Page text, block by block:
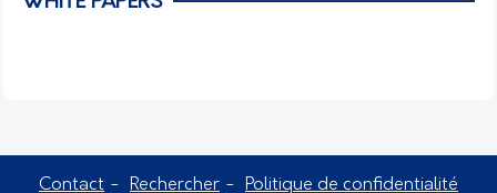
Contact Rechercher Politique de confidentialité